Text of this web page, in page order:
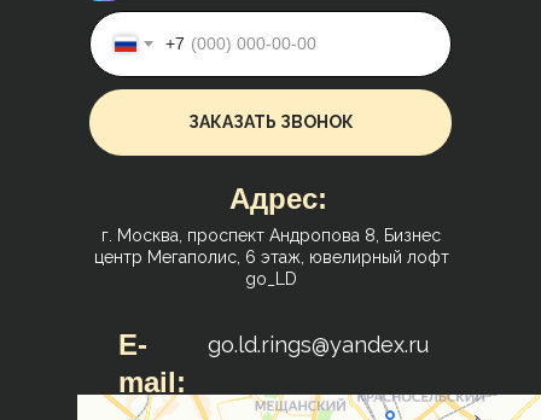
Адрес:
г. Москва, проспект Андропова 8, Бизнес
центр Мегаполис, 6 этаж, ювелирный лофт
go_LD
E-
mail:
go.ld.rings@yandex.ru
+7
ЗАКАЗАТЬ ЗВОНОК